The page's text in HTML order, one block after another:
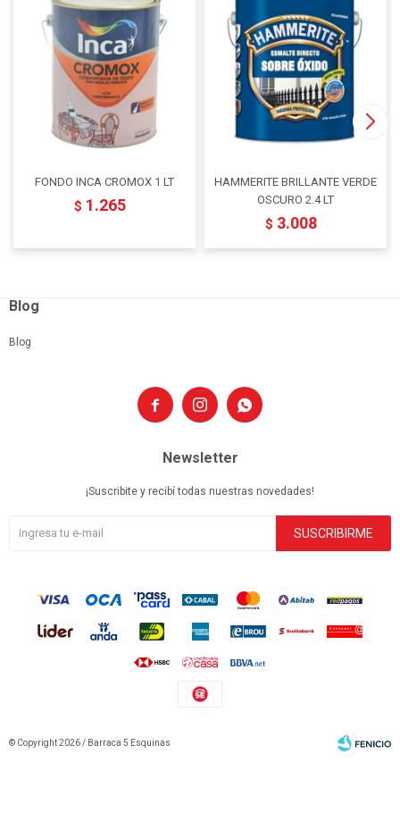
FONDO INCA CROMOX 1 LT
$ 1.265
HAMMERITE BRILLANTE VERDE
OSCURO 2.4 LT
$ 3.008
  
Blog
Blog
Newsletter
¡Suscribite y recibí todas nuestras novedades!
SUSCRIBIRME
© Copyright 2026 / Barraca 5 Esquinas